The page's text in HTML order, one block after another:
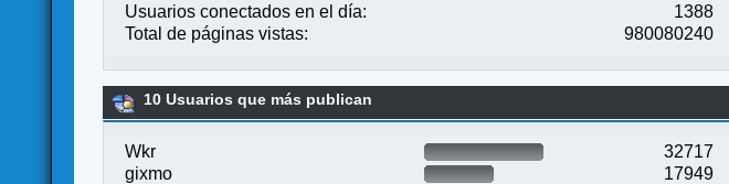
Usuarios conectados en el día:
1388
Total de páginas vistas:
980080240
10 Usuarios que más publican
Wkr
32717
gixmo
17949